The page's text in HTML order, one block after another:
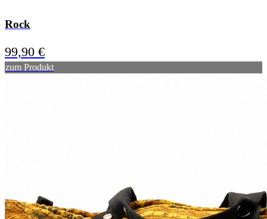
Rock
99,90 €
zum Produkt